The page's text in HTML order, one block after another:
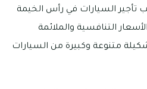
السيارات في رأس الخيمة
التنافسية والملائمة
متنوعة وكبيرة من السيارات